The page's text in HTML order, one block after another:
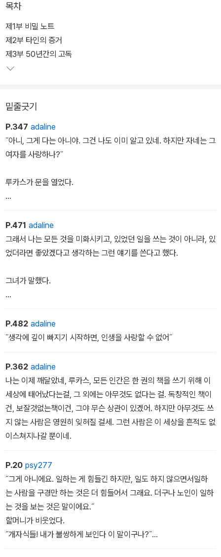
가치를 높였다.
작가는 서로 모순되는 현상들과 인물들을 서로 뒤얽어서 이미지를 조
작한다. 이 과정에서 작품은 이름의 철자 순서만이 다른 쌍둥이 형제
루카스(Lucas)와 클라우스(Claus)의 처절한 운명을 교차시키며 잔
사람들의 “진정한 바람”을 이루기 위해 움직이는 쌍둥이의 모습은 그
들이 직면한 악몽과 같은 현실을 노출시키며 인간 존재에 대한 질문
을 던진다. 감정을 배제한 채 건조하고 정확하게 표현한 인간 존재의
불확실성과 상실, 그리고 회복의 서사는 여태껏 겪어보지 못한 “날
자들의 기대에 부응하여 더욱 고급스러운 장정과 세련된 표지로 소장
목차
제1부 비밀 노트
제2부 타인의 증거
제3부 50년간의 고독
밑줄긋기
P.347 adaline
˝아니, 그게 다는 아니야. 그건 나도 이미 알고 있네. 하지만 자네는 그
여자를 사랑하나?˝
루카스가 문을 열었다.
˝저는 그 단어의 뜻을 잘 모르겠어요. 아무도 그 뜻을 모르는것 아닐
까요? 당신이 하는 그런 질문은 생각해본 적도 없어요.˝
˝그렇지만 그런 종류의 질문이 자네 인생에서 가장 흔한 질문이아니
설을 하면 청중들은 박수갈채를 보내더군요. 당신이 한말들을 당신은
진심으로 다 믿습니까?˝
˝하지만 정말 마음 속 깊이는 어떻게 생각하시죠?˝
˝그건 나도 모르지. 나에겐 그 정도의 사치가 허용되지 않았다네. 난
어려서부터 두려움에 시달려왔어.˝
P.471 adaline
그래서 나는 모든 것을 미화시키고, 있었던 일을 쓰는 것이 아니라, 있
었더라면 좋았겠다고 생각하는 그런 얘기를 쓴다고 했다.
그녀가 말했다.
˝그래요. 가장 슬픈 책들보다도 더 슬픈 인생이 있는 법이니까요.˝
내가 말했다.
˝그렇죠. 책이야 아무리 슬프다고 해도, 인생만큼 슬플 수는 없지요.˝
P.482 adaline
˝생각에 깊이 빠지기 시작하면, 인생을 사랑할 수 없어˝
P.362 adaline
나는 이제 깨달았네, 루카스, 모든 인간은 한 권의 책을 쓰기 위해 이
세상에 태어났다는걸, 그 외에는 아무것도 없다는 걸. 독창적인 책이
건, 보잘것없는책이건, 그야 무슨 상관이 있겠어. 하지만 아무것도 쓰
지 않는 사람은 영원히 잊혀질 걸세. 그런 사람은 이 세상을 흔적도 없
이스쳐지나갈 뿐이네.
P.20 psy277
˝그게 아니에요. 일하는 게 힘들긴 하지만, 일도 하지 않으면서일하
는 사람을 구경만 하는 것은 더 힘들어서 그래요. 더구나 노인이 일하
는 것을 보는 것은 말이에요.˝
할머니가 비웃었다.
˝개자식들! 내가 불쌍하게 보인다 이 말이구나?˝
˝아니에요. 할머니. 우리는 다만 우리 자신이 부끄러웠을 뿐이에요.˝